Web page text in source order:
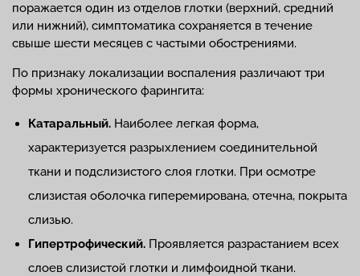
поражается один из отделов глотки (верхний, средний
или нижний), симптоматика сохраняется в течение
свыше шести месяцев с частыми обострениями.
По признаку локализации воспаления различают три
формы хронического фарингита:
Катаральный. Наиболее легкая форма,
характеризуется разрыхлением соединительной
ткани и подслизистого слоя глотки. При осмотре
слизистая оболочка гиперемирована, отечна, покрыта
слизью.
Гипертрофический. Проявляется разрастанием всех
слоев слизистой глотки и лимфоидной ткани.